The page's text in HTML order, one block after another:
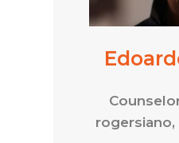
rogersiano,